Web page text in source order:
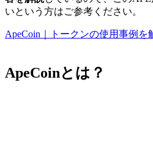
いという方はご参考ください。
ApeCoin｜トークンの使用事例を
ApeCoinとは？